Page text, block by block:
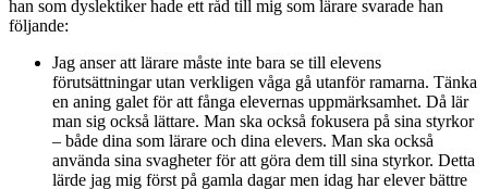
han som dyslektiker hade ett råd till mig som lärare svarade han
följande:
Jag anser att lärare måste inte bara se till elevens
förutsättningar utan verkligen våga gå utanför ramarna. Tänka
en aning galet för att fånga elevernas uppmärksamhet. Då lär
man sig också lättare. Man ska också fokusera på sina styrkor
– både dina som lärare och dina elevers. Man ska också
använda sina svagheter för att göra dem till sina styrkor. Detta
lärde jag mig först på gamla dagar men idag har elever bättre